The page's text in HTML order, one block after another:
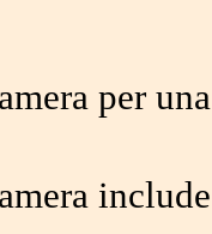
per